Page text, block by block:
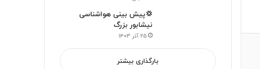
💢پیش بینی هواشناسی
نیشابور بزرگ
۲۵ آذر ۱۴۰۳
بارگذاری بیشتر